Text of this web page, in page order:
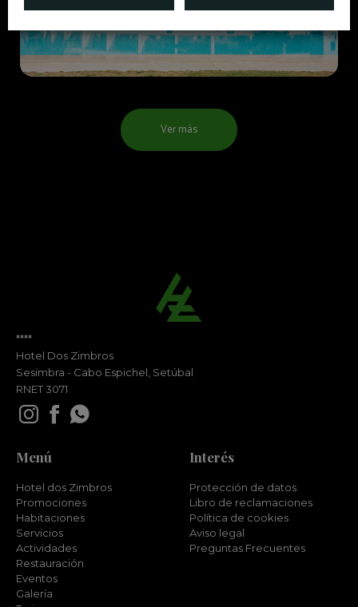
Ver más
****
Hotel Dos Zimbros
Sesimbra - Cabo Espichel, Setúbal
RNET 3071
Menú
Hotel dos Zimbros
Promociones
Habitaciones
Servicios
Actividades
Restauración
Eventos
Galería
Interés
Protección de datos
Libro de reclamaciones
Política de cookies
Aviso legal
Preguntas Frecuentes